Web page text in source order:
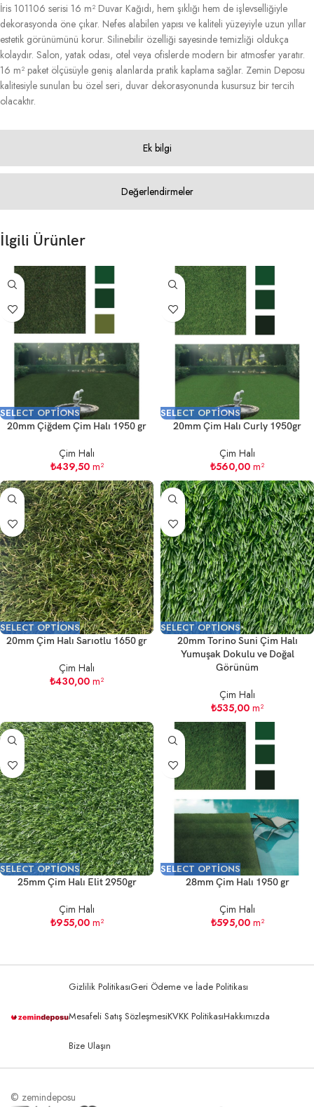
Ek bilgi
Değerlendirmeler
İris 101106 serisi 16 m² Duvar Kağıdı, hem şıklığı hem de işlevselliğiyle
dekorasyonda öne çıkar. Nefes alabilen yapısı ve kaliteli yüzeyiyle uzun yıllar
estetik görünümünü korur. Silinebilir özelliği sayesinde temizliği oldukça
kolaydır. Salon, yatak odası, otel veya ofislerde modern bir atmosfer yaratır.
16 m² paket ölçüsüyle geniş alanlarda pratik kaplama sağlar. Zemin Deposu
kalitesiyle sunulan bu özel seri, duvar dekorasyonunda kusursuz bir tercih
olacaktır.
İlgili Ürünler
SELECT OPTIONS
20mm Çiğdem Çim Halı 1950 gr
Çim Halı
₺439,50m²
SELECT OPTIONS
20mm Çim Halı Curly 1950gr
Çim Halı
₺560,00 m²
SELECT OPTIONS
20mm Çim Halı Sarıotlu 1650 gr
Çim Halı
₺430,00 m²
SELECT OPTIONS
20mm Torino Suni Çim Halı
Yumuşak Dokulu ve Doğal
Görünüm
Çim Halı
₺535,00 m²
SELECT OPTIONS
25mm Çim Halı Elit 2950gr
Çim Halı
₺955,00m²
SELECT OPTIONS
28mm Çim Halı 1950 gr
Çim Halı
₺595,00m²
Gizlilik PolitikasıGeri Ödeme ve İade Politikası
Mesafeli Satış SözleşmesiKVKK PolitikasıHakkımızda
Bize Ulaşın
© zemindeposu